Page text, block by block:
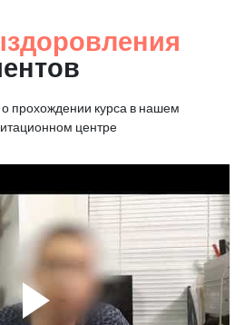
прохождении курса в нашем
центре